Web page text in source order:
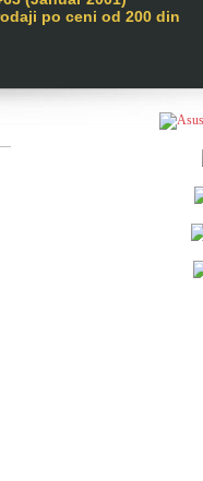
po ceni od 200 din